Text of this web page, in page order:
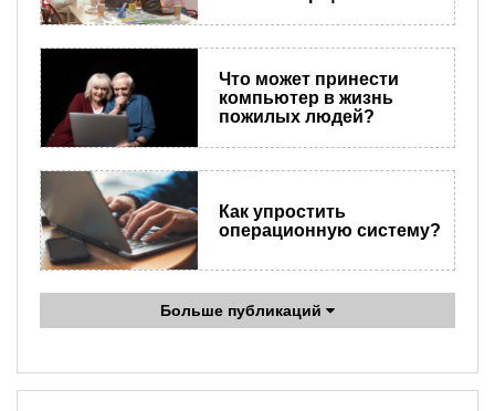
Что может принести
компьютер в жизнь
пожилых людей?
Как упростить
операционную систему?
Больше публикаций